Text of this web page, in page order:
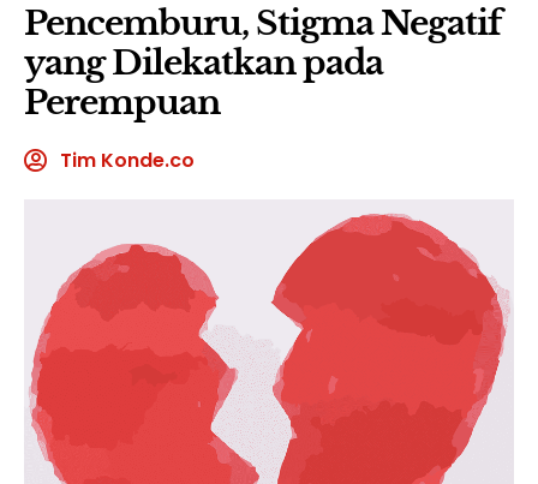
Pencemburu, Stigma Negatif
yang Dilekatkan pada
Perempuan
Tim Konde.co